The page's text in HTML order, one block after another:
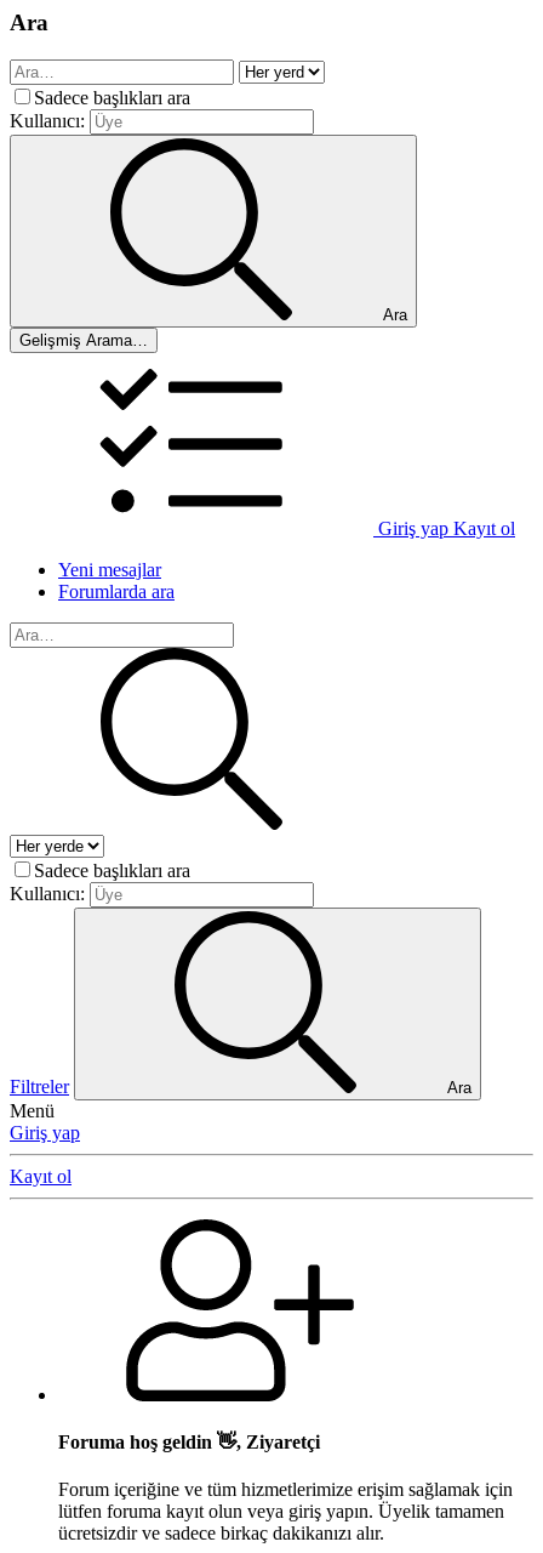
Ara
Sadece başlıkları ara
Kullanıcı:
Ara
Gelişmiş Arama…
Giriş yap Kayıt ol
Yeni mesajlar
Forumlarda ara
Sadece başlıkları ara
Kullanıcı:
Filtreler Ara
Menü
Giriş yap
Kayıt ol
Foruma hoş geldin 👋, Ziyaretçi
Forum içeriğine ve tüm hizmetlerimize erişim sağlamak için
lütfen foruma kayıt olun veya giriş yapın. Üyelik tamamen
ücretsizdir ve sadece birkaç dakikanızı alır.